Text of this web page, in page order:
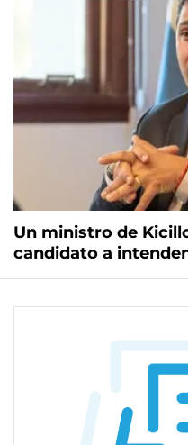
Un ministro de
candidato a